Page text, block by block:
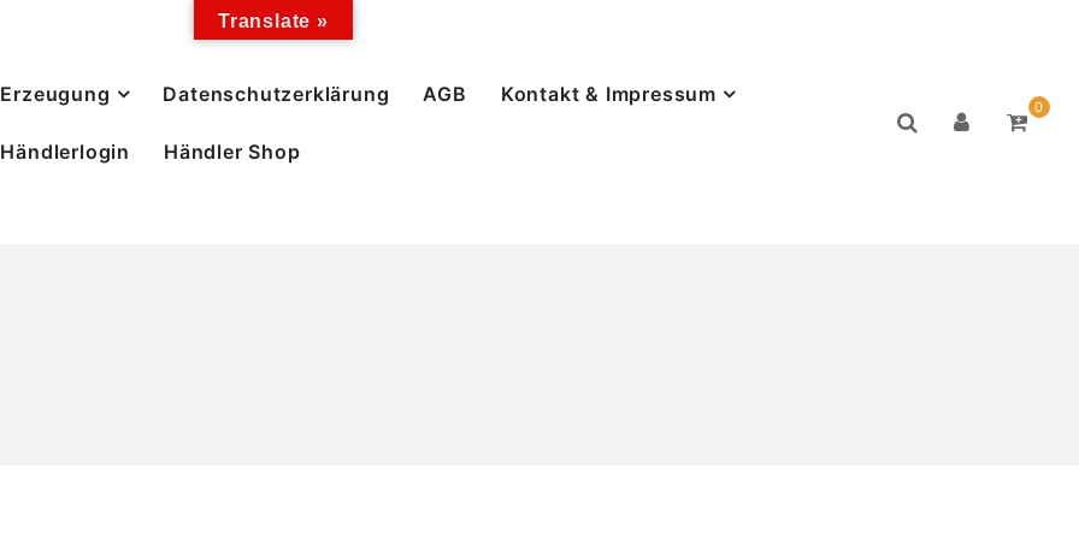
Erzeugung Datenschutzerklärung AGB Kontakt & Impressum
Händlerlogin Händler Shop
0
Translate »